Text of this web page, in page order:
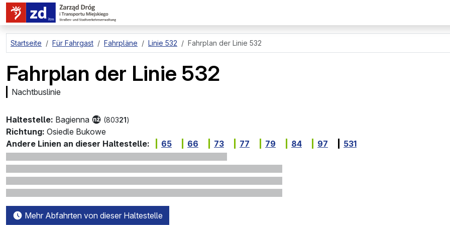
zum Hauptinhalt springen
Startseite Für Fahrgast Fahrpläne Linie 532 Fahrplan der Linie 532
Fahrplan der Linie 532
Nachtbuslinie
Haltestelle: Bagienna (80321)
Richtung: Osiedle Bukowe
Andere Linien an dieser Haltestelle:
65 66 73 77 79 84 97 531
Mehr Abfahrten von dieser Haltestelle